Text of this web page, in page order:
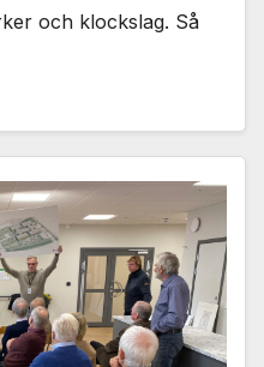
och klockslag. Så